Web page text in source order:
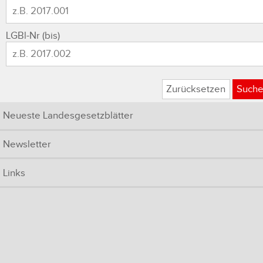
LGBl-Nr (bis)
Zurücksetzen
Neueste Landesgesetzblätter
Newsletter
Links